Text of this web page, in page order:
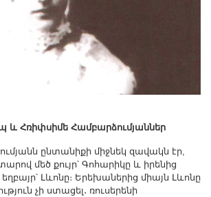
Հռիփսիմե Համբարձումյաններ
ընտանիքի միջնեկ զավակն էր,
մեծ քույր՝ Գոհարիկը և իրենից
Լևոնը։ Երեխաներից միայն Լևոնը
չի ստացել․ ռուսերենի